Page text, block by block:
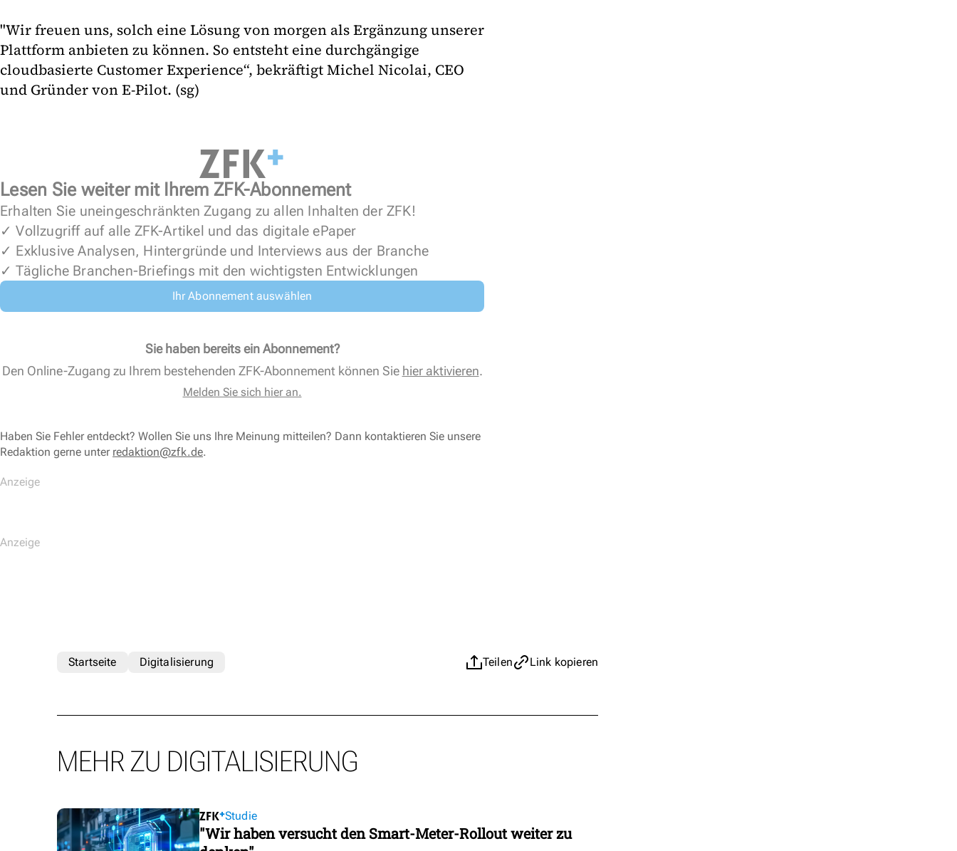
"Wir freuen uns, solch eine Lösung von morgen als Ergänzung unserer
Plattform anbieten zu können. So entsteht eine durchgängige
cloudbasierte Customer Experience“, bekräftigt Michel Nicolai, CEO
und Gründer von E-Pilot. (sg)
Lesen Sie weiter mit Ihrem ZFK-Abonnement
Erhalten Sie uneingeschränkten Zugang zu allen Inhalten der ZFK!
✓ Vollzugriff auf alle ZFK-Artikel und das digitale ePaper
✓ Exklusive Analysen, Hintergründe und Interviews aus der Branche
✓ Tägliche Branchen-Briefings mit den wichtigsten Entwicklungen
Ihr Abonnement auswählen
Sie haben bereits ein Abonnement?
Den Online-Zugang zu Ihrem bestehenden ZFK-Abonnement können Sie hier aktivieren.
Melden Sie sich hier an.
Haben Sie Fehler entdeckt? Wollen Sie uns Ihre Meinung mitteilen? Dann kontaktieren Sie unsere
Redaktion gerne unter redaktion@zfk.de.
Teilen Link kopieren
Startseite Digitalisierung
MEHR ZU DIGITALISIERUNG
Studie
"Wir haben versucht den Smart-Meter-Rollout weiter zu